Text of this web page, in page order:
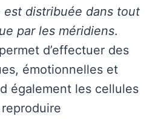
est distribuée dans tout
par les méridiens.
d’effectuer des
émotionnelles et
également les cellules